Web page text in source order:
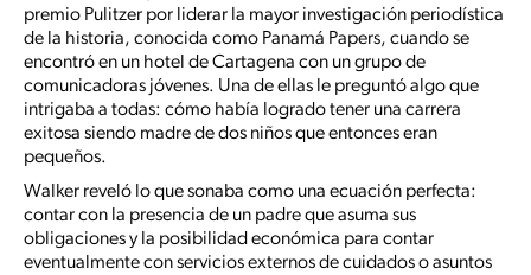
premio Pulitzer por liderar la mayor investigación periodística
de la historia, conocida como Panamá Papers, cuando se
encontró en un hotel de Cartagena con un grupo de
comunicadoras jóvenes. Una de ellas le preguntó algo que
intrigaba a todas: cómo había logrado tener una carrera
exitosa siendo madre de dos niños que entonces eran
pequeños.
Walker reveló lo que sonaba como una ecuación perfecta:
contar con la presencia de un padre que asuma sus
obligaciones y la posibilidad económica para contar
eventualmente con servicios externos de cuidados o asuntos